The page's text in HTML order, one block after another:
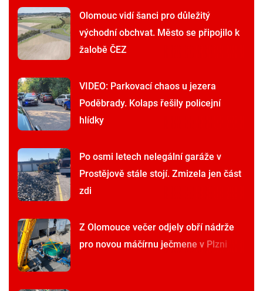
Olomouc vidí šanci pro důležitý
východní obchvat. Město se připojilo k
žalobě ČEZ
VIDEO: Parkovací chaos u jezera
Poděbrady. Kolaps řešily policejní
hlídky
Po osmi letech nelegální garáže v
Prostějově stále stojí. Zmizela jen část
zdi
Z Olomouce večer odjely obří nádrže
pro novou máčírnu ječmene v Plzni